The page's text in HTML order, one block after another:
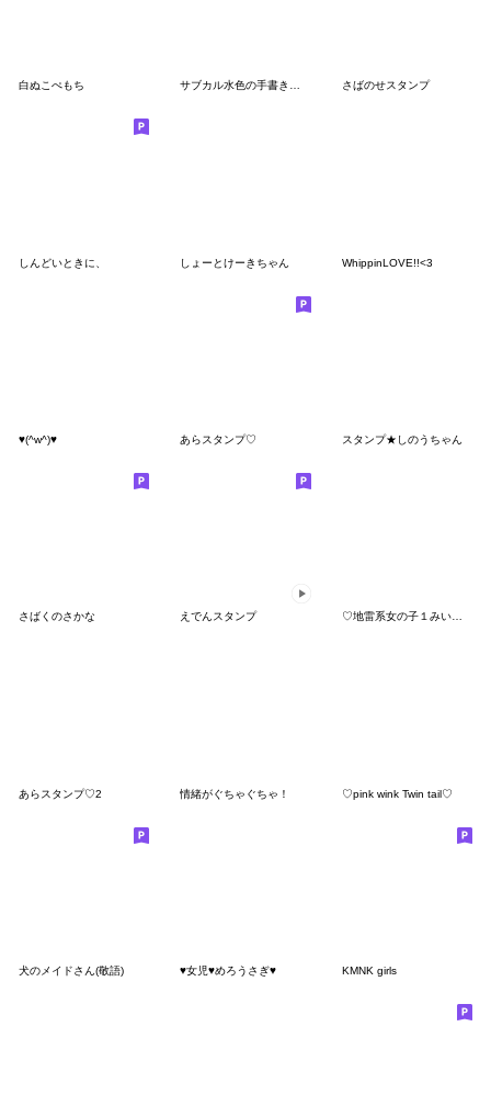
白ぬこぺもち サブカル水色の手書きスタンプ さばのせスタンプ
しんどいときに、 しょーとけーきちゃん WhippinLOVE!!<3
♥(^w^)♥ あらスタンプ♡ スタンプ★しのうちゃん
さばくのさかな えでんスタンプ ♡地雷系女の子１みいこちゃん♡
あらスタンプ♡2 情緒がぐちゃぐちゃ！ ♡pink wink Twin tail♡
犬のメイドさん(敬語) ♥女児♥めろうさぎ♥ KMNK girls